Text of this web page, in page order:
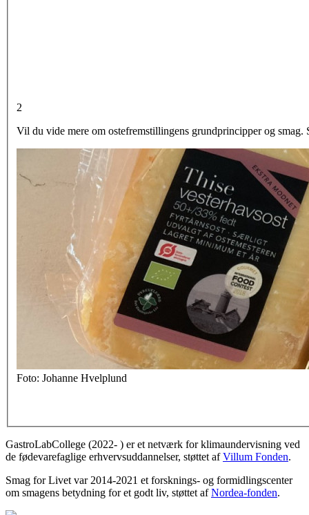
2
Vil du vide mere om ostefremstillingens grundprincipper og
Foto: Johanne Hvelplund
GastroLabCollege (2022- ) er et netværk for klimaundervisning ved
de fødevarefaglige erhvervsuddannelser, støttet afVillum Fonden.
Smag for Livet var 2014-2021 et forsknings- og formidlingscenter
om smagens betydning for et godt liv, støttet afNordea-fonden.